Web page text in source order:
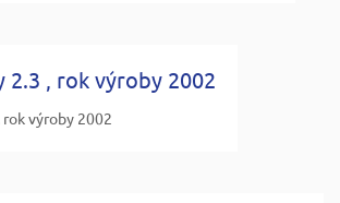
2.3 , rok výroby 2002
rok výroby 2002